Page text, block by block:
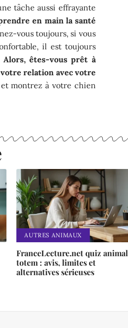
tâche aussi effrayante
en main la santé
vous toujours, si vous
il est toujours
Alors, êtes-vous prêt à
relation avec votre
montrez à votre chien
AUTRES ANIMAUX
FranceLecture.net quiz animal
totem : avis, limites et
alternatives sérieuses